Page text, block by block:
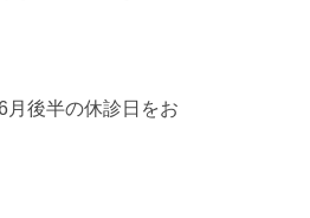
月後半の休診日をお